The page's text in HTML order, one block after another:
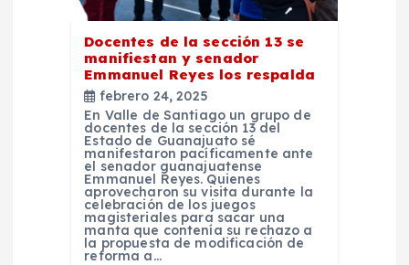
Docentes de la sección 13 se
manifiestan y senador
Emmanuel Reyes los respalda
febrero 24, 2025
En Valle de Santiago un grupo de
docentes de la sección 13 del
Estado de Guanajuato sé
manifestaron pacíficamente ante
el senador guanajuatense
Emmanuel Reyes. Quienes
aprovecharon su visita durante la
celebración de los juegos
magisteriales para sacar una
manta que contenía su rechazo a
la propuesta de modificación de
reforma a…